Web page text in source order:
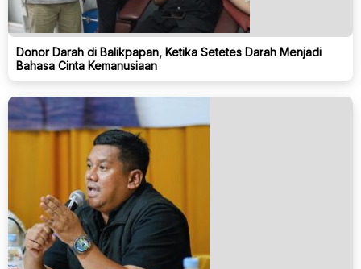
Donor Darah di Balikpapan, Ketika Setetes Darah Menjadi
Bahasa Cinta Kemanusiaan